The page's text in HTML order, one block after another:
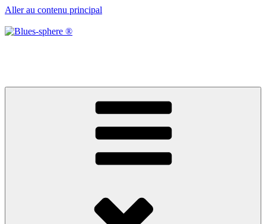
Aller au contenu principal